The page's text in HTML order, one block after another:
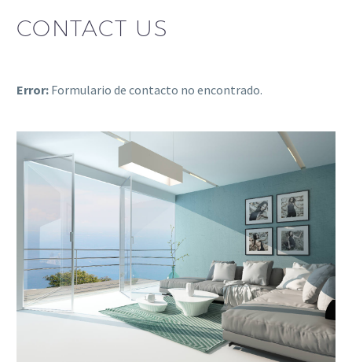
CONTACT US
Error: Formulario de contacto no encontrado.